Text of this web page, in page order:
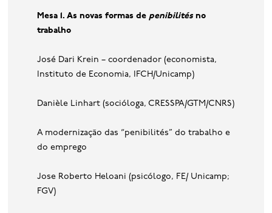
Mesa 1. As novas formas de penibilitésno
trabalho
José Dari Krein – coordenador (economista,
Instituto de Economia, IFCH/Unicamp)
Danièle Linhart (socióloga, CRESSPA/GTM/CNRS)
A modernização das “penibilités” do trabalho e
do emprego
Jose Roberto Heloani (psicólogo, FE/ Unicamp;
FGV)